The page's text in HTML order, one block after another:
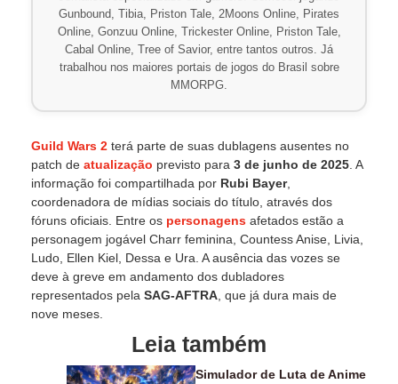
Gunbound, Tibia, Priston Tale, 2Moons Online, Pirates
Online, Gonzuu Online, Trickester Online, Priston Tale,
Cabal Online, Tree of Savior, entre tantos outros. Já
trabalhou nos maiores portais de jogos do Brasil sobre
MMORPG.
Guild Wars 2 terá parte de suas dublagens ausentes no
patch de atualização previsto para 3 de junho de 2025 . A
informação foi compartilhada por Rubi Bayer,
coordenadora de mídias sociais do título, através dos
fóruns oficiais. Entre os personagens afetados estão a
personagem jogável Charr feminina, Countess Anise, Livia,
Ludo, Ellen Kiel, Dessa e Ura. A ausência das vozes se
deve à greve em andamento dos dubladores
representados pela SAG-AFTRA , que já dura mais de
nove meses.
Leia também
Simulador de Luta de Anime